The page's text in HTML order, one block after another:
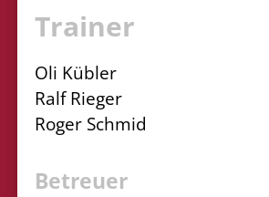
Trainer
Oli Kübler
Ralf Rieger
Roger Schmid
Betreuer